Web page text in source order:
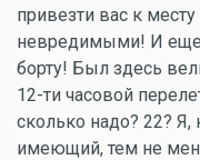
привезти вас к
невредимыми! И еще
борту! Был здесь
12-ти часовой
сколько надо? 22?
имеющий, тем не